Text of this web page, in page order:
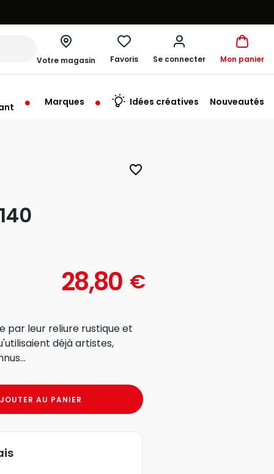
Votre magasin
à 10:00
Favoris Se connecter Mon panier
Marques Idées créatives Nouveautés
favorite_border
28,80 €
par leur reliure rustique et
déjà artistes,
AU PANIER